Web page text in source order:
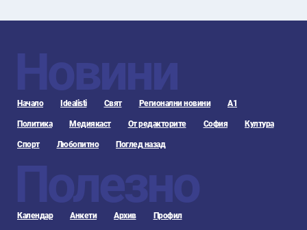
Новини
Начало Idealisti Свят Регионални новини А1
Политика Медиякаст От редакторите София Култура
Спорт Любопитно Поглед назад
Полезно
Календар Анкети Архив Профил